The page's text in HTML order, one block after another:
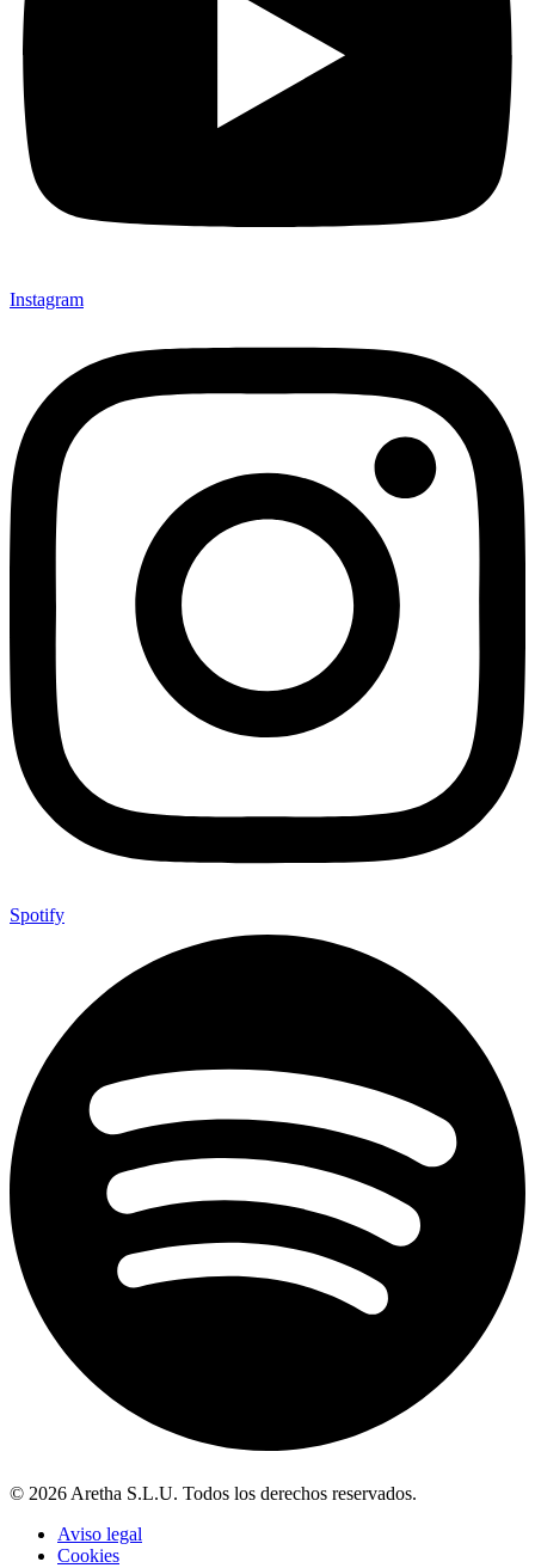
Instagram
Spotify
© 2026 Aretha S.L.U. Todos los derechos reservados.
Aviso legal
Cookies